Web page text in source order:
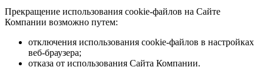
Прекращение использования cookie-файлов на Сайте
Компании возможно путем:
отключения использования cookie-файлов в настройках
веб-браузера;
отказа от использования Сайта Компании.